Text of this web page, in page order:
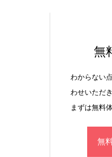
無
わからない
わせいただ
まずは無料
無